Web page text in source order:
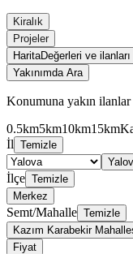
Kiralık
Projeler
HaritaDeğerleri ve
Yakınımda Ara
Konumuna yakın ilanlar
0.5km5km10km15km
İl Temizle
İlçe Temizle
Merkez
Semt/Mahalle Temizle
Kazım Karabekir
Fiyat